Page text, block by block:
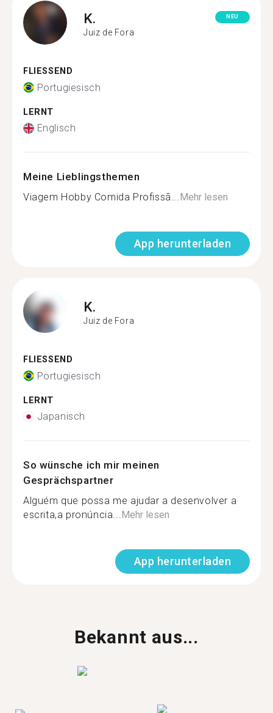
K.
Juiz de Fora
NEU
FLIESSEND
Portugiesisch
LERNT
Englisch
Meine Lieblingsthemen
Viagem Hobby Comida Profissã...Mehr lesen
App herunterladen
K.
Juiz de Fora
FLIESSEND
Portugiesisch
LERNT
Japanisch
So wünsche ich mir meinen
Gesprächspartner
Alguém que possa me ajudar a desenvolver a
escrita,a pronúncia...Mehr lesen
App herunterladen
Bekannt aus...